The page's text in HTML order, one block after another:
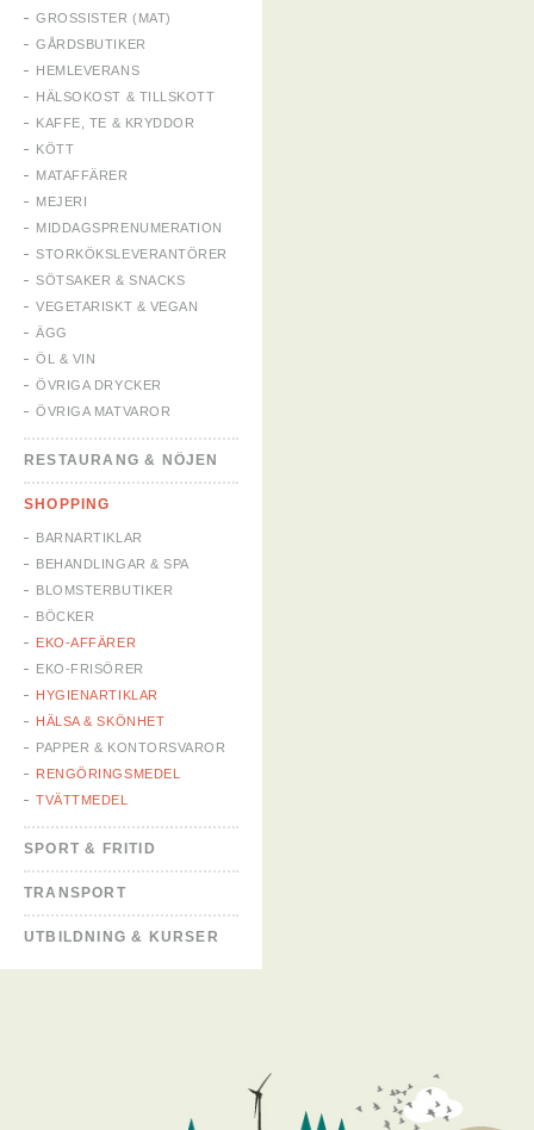
GROSSISTER (MAT)
GÅRDSBUTIKER
HEMLEVERANS
HÄLSOKOST & TILLSKOTT
KAFFE, TE & KRYDDOR
KÖTT
MATAFFÄRER
MEJERI
MIDDAGSPRENUMERATION
STORKÖKSLEVERANTÖRER
SÖTSAKER & SNACKS
VEGETARISKT & VEGAN
ÄGG
ÖL & VIN
ÖVRIGA DRYCKER
ÖVRIGA MATVAROR
RESTAURANG & NÖJEN
SHOPPING
BARNARTIKLAR
BEHANDLINGAR & SPA
BLOMSTERBUTIKER
BÖCKER
EKO-AFFÄRER
EKO-FRISÖRER
HYGIENARTIKLAR
HÄLSA & SKÖNHET
PAPPER & KONTORSVAROR
RENGÖRINGSMEDEL
TVÄTTMEDEL
SPORT & FRITID
TRANSPORT
UTBILDNING & KURSER